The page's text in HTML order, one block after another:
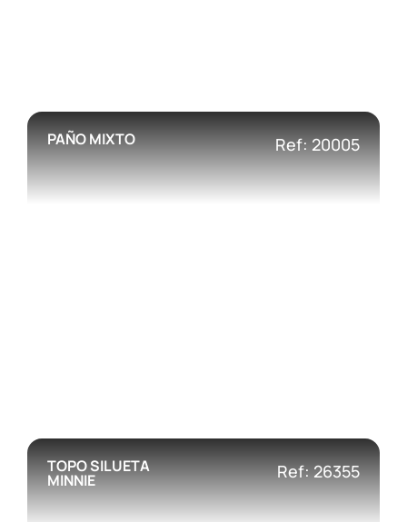
PAÑO MIXTO Ref: 20005
TOPO SILUETA
MINNIE Ref: 26355